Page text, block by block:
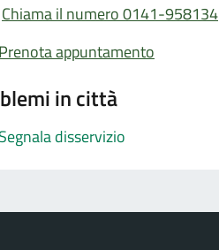
Chiama il numero 0141-958134
Prenota appuntamento
in città
Segnala disservizio